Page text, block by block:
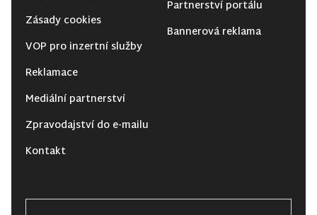
Zásady cookies
VOP pro inzertní služby
Reklamace
Mediální partnerství
Zpravodajství do e-mailu
Kontakt
Partnerství portálu
Bannerová reklama